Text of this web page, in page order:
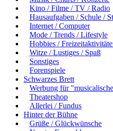
Kino / Filme / TV / Radio
Hausaufgaben / Schule /
Internet / Computer
Mode / Trends / Lifestyle
Hobbies /
Witze / Lustiges / Spaß
Sonstiges
Forenspiele
Schwarzes Brett
Werbung für
Theatershop
Allerlei / Fundus
Hinter der Bühne
Grüße / Glückwünsche